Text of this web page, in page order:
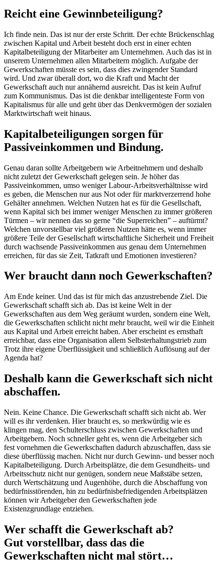
Reicht eine Gewinnbeteiligung?
Ich finde nein. Das ist nur der erste Schritt. Der echte Brückenschlag
zwischen Kapital und Arbeit besteht doch erst in einer echten
Kapitalbeteiligung der Mitarbeiter am Unternehmen. Auch das ist in
unserem Unternehmen allen Mitarbeitern möglich. Aufgabe der
Gewerkschaften müsste es sein, dass dies zwingender Standard
wird. Und zwar überall dort, wo die Kraft und Macht der
Gewerkschaft auch nur annähernd ausreicht. Das ist kein Aufruf
zum Kommunismus. Das ist die denkbar intelligenteste Form von
Kapitalismus für alle und geht über das Denkvermögen der sozialen
Marktwirtschaft weit hinaus.
Kapitalbeteiligungen sorgen für
Passiveinkommen und Bindung.
Genau daran sollte Arbeitgebern wie Arbeitnehmern und deshalb
nicht zuletzt der Gewerkschaft gelegen sein. Je höher das
Passiveinkommen, umso weniger Labour-Arbeitsverhältnisse wird
es geben, die Menschen nur aus Not oder für marktverzerrend hohe
Gehälter annehmen. Welchen Nutzen hat es für die Gesellschaft,
wenn Kapital sich bei immer weniger Menschen zu immer größeren
Türmen – wir nennen das so gerne “die Superreichen” – auftürmt?
Welchen unvorstellbar viel größeren Nutzen hätte es, wenn immer
größere Teile der Gesellschaft wirtschaftliche Sicherheit und Freiheit
durch wachsende Passiveinkommen aus genau dem Unternehmen
erreichen, für das sie Zeit, Tatkraft und Emotionen investieren?
Wer braucht dann noch Gewerkschaften?
Am Ende keiner. Und das ist für mich das anzustrebende Ziel. Die
Gewerkschaft schafft sich ab. Das ist keine Welt in der
Gewerkschaften aus dem Weg geräumt wurden, sondern eine Welt,
die Gewerkschaften schlicht nicht mehr braucht, weil wir die Einheit
aus Kapital und Arbeit erreicht haben. Aber erscheint es ernsthaft
erreichbar, dass eine Organisation allem Selbsterhaltungstrieb zum
Trotz ihre eigene Überflüssigkeit und schließlich Auflösung auf der
Agenda hat?
Deshalb kann die Gewerkschaft sich nicht
abschaffen.
Nein. Keine Chance. Die Gewerkschaft schafft sich nicht ab. Wer
will es ihr verdenken. Hier braucht es, so merkwürdig wie es
klingen mag, den Schulterschluss zwischen Gewerkschaften und
Arbeitgebern. Noch schneller geht es, wenn die Arbeitgeber sich
fest vornehmen die Gewerkschaften dadurch abzuschaffen, dass sie
diese überflüssig machen. Nicht nur durch Gewinn- und besser noch
Kapitalbeteiligung. Durch Arbeitsplätze, die dem Gesundheits- und
Arbeitsschutz nicht nur genügen, sondern neue Maßstäbe setzen,
durch Wertschätzung und Augenhöhe, durch die Abschaffung von
bedürfnisstörenden, hin zu bedürfnisbefriedigenden Arbeitsplätzen
können wir Arbeitgeber den Gewerkschaften jede
Existenzgrundlage entziehen.
Wer schafft die Gewerkschaft ab?
Gut vorstellbar, dass das die
Gewerkschaften nicht mal stört…